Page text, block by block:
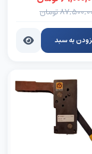
تومان
به سبد